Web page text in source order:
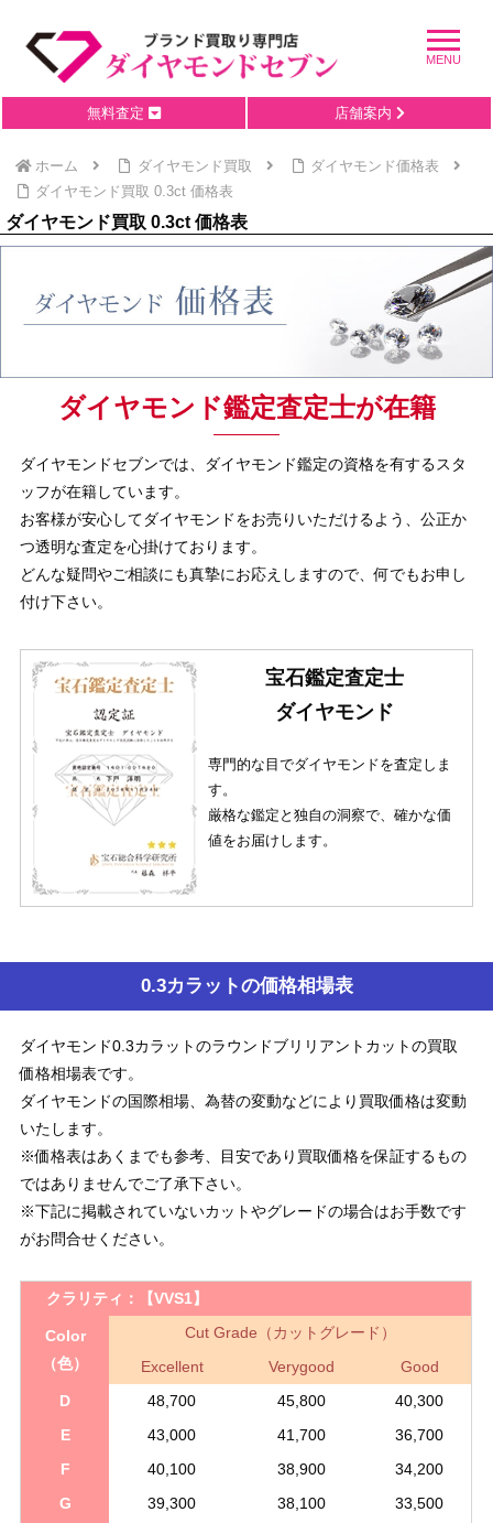
無料査定 店舗案内
ホーム ダイヤモンド買取
ダイヤモンド価格表
ダイヤモンド買取 0.3ct 価格表
ダイヤモンド買取 0.3ct 価格表
ダイヤモンド鑑定査定士が在籍
ダイヤモンドセブンでは、ダイヤモンド鑑定の資格を有するスタ
ッフが在籍しています。
お客様が安心してダイヤモンドをお売りいただけるよう、公正か
つ透明な査定を心掛けております。
どんな疑問やご相談にも真摯にお応えしますので、何でもお申し
付け下さい。
宝石鑑定査定士
ダイヤモンド
専門的な目でダイヤモンドを査定しま
す。
厳格な鑑定と独自の洞察で、確かな価
値をお届けします。
0.3カラットの価格相場表
ダイヤモンド0.3カラットのラウンドブリリアントカットの買取
価格相場表です。
ダイヤモンドの国際相場、為替の変動などにより買取価格は変動
いたします。
※価格表はあくまでも参考、目安であり買取価格を保証するもの
ではありませんでご了承下さい。
※下記に掲載されていないカットやグレードの場合はお手数です
がお問合せください。
クラリティ： 【VVS1】
Color
（色）
Cut Grade（カットグレード）
Excellent
Verygood
Good
D
48,700 45,800
40,300
E
43,000 41,700
36,700
F
40,100 38,900
34,200
G
39,300 38,100
33,500